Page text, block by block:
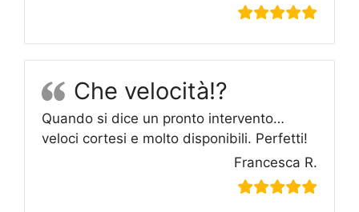
Che velocità!?
Quando si dice un pronto intervento…
veloci cortesi e molto disponibili. Perfetti!
Francesca R.